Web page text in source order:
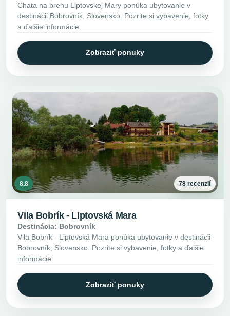
Chata na brehu Liptovskej Mary ponúka ubytovanie v
destinácii Bobrovník, Slovensko. Pozrite si vybavenie, fotky
a ďalšie informácie.
Zobraziť ponuky
8.8 78 recenzií
Vila Bobrík - Liptovská Mara
Destinácia: Bobrovník
Vila Bobrík - Liptovská Mara ponúka ubytovanie v destinácii
Bobrovník, Slovensko. Pozrite si vybavenie, fotky a ďalšie
informácie.
Zobraziť ponuky